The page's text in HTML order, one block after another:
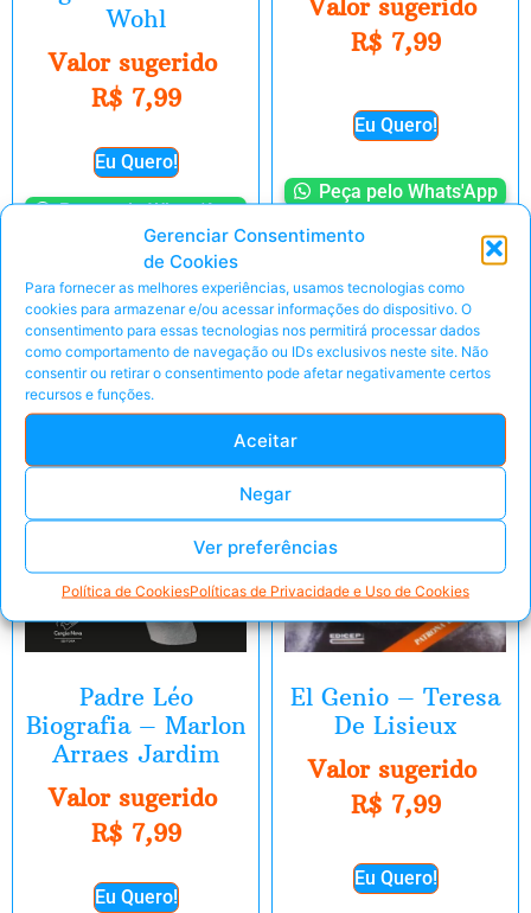
Gerenciar Consentimento
de Cookies
Para fornecer as melhores experiências, usamos tecnologias como
cookies para armazenar e/ou acessar informações do dispositivo. O
consentimento para essas tecnologias nos permitirá processar dados
como comportamento de navegação ou IDs exclusivos neste site. Não
consentir ou retirar o consentimento pode afetar negativamente certos
recursos e funções.
Aceitar
Negar
Ver preferências
Política de CookiesPolíticas de Privacidade e Uso de Cookies
Wohl
Valor sugerido
R$7,99
Eu Quero!
Peça pelo Whats'App
Valor sugerido
R$7,99
Eu Quero!
Peça pelo Whats'App
E-Book
Padre Léo
Biografia – Marlon
Arraes Jardim
Valor sugerido
R$7,99
Eu Quero!
E-Book
El Genio – Teresa
De Lisieux
Valor sugerido
R$7,99
Eu Quero!